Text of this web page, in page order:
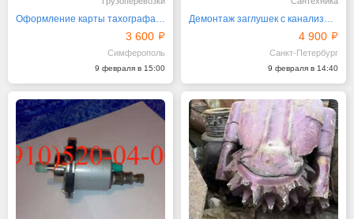
Оформление карты тахографа Крым
3 600
Симферополь
9 февраля в 15:00
Демонтаж заглушек с канализации Снять заглушку СПб
4 900
Санкт-Петербург
9 февраля в 14:40